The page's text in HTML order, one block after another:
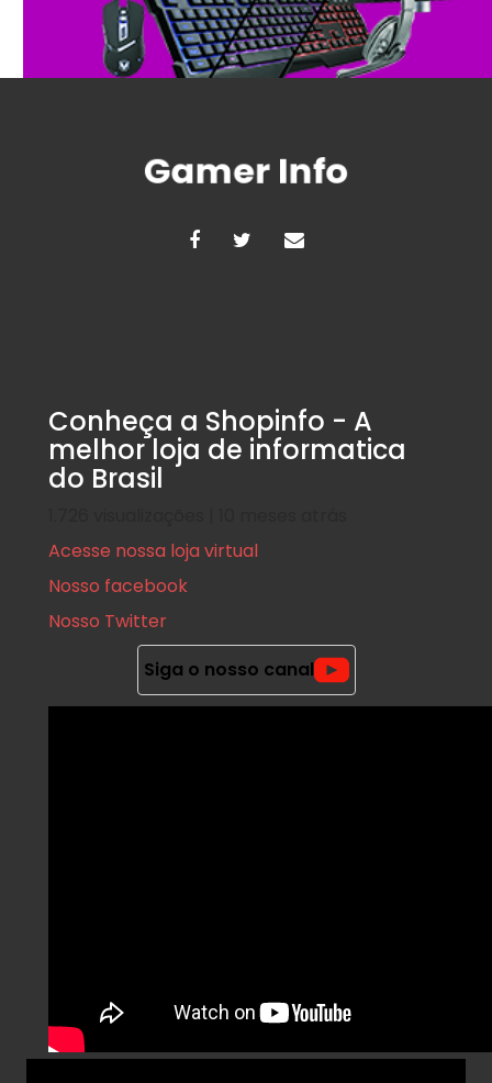
Conheça a Shopinfo - A
melhor loja de informatica
do Brasil
Acesse nossa loja virtual
Nosso facebook
Nosso Twitter
Siga o nosso canal